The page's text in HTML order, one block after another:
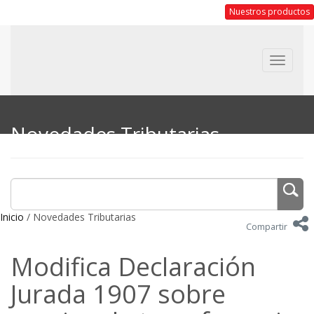
Nuestros productos
Toggle
Novedades Tributarias
Inicio / Novedades Tributarias
Compartir
Modifica Declaración
Jurada 1907 sobre